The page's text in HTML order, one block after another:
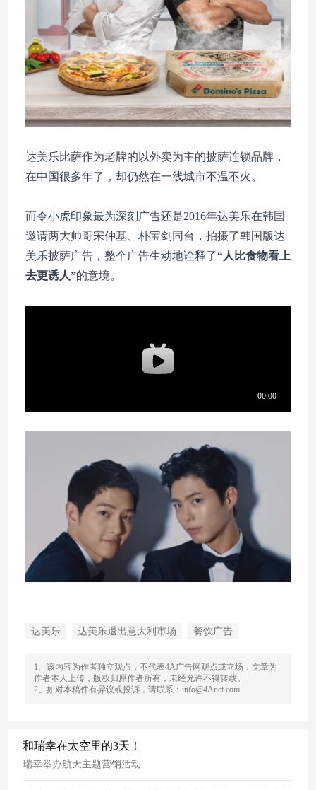
达美乐比萨作为老牌的以外卖为主的披萨连锁品牌，
在中国很多年了，却仍然在一线城市不温不火。
而令小虎印象最为深刻广告还是2016年达美乐在韩国
邀请两大帅哥宋仲基、朴宝剑同台，拍摄了韩国版达
美乐披萨广告，整个广告生动地诠释了“人比食物看上
去更诱人”的意境。
达美乐 达美乐退出意大利市场 餐饮广告
1、该内容为作者独立观点，不代表4A广告网观点或立场，文章为
作者本人上传，版权归原作者所有，未经允许不得转载。
2、如对本稿件有异议或投诉，请联系：info@4Anet.com
和瑞幸在太空里的3天！
瑞幸举办航天主题营销活动